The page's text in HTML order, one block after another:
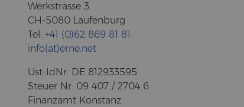
Werk­stras­se 3
CH-5080 Lau­fen­burg
Tel: +41 (0)62 869 81 81
info(at)erne.net
Ust-​IdNr: DE 812933595
Steu­er Nr: 09 407 / 2704 6
Fi­nanz­amt Kon­stanz